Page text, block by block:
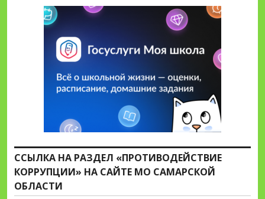
ССЫЛКА НА РАЗДЕЛ «ПРОТИВОДЕЙСТВИЕ
КОРРУПЦИИ» НА САЙТЕ МО САМАРСКОЙ
ОБЛАСТИ